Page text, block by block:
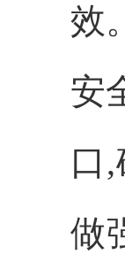
效
安
口
做